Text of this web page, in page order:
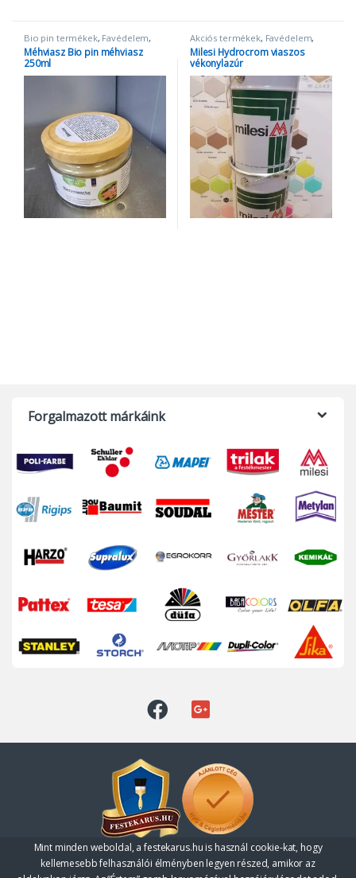
Bio pin termékek, Favédelem,
méhviasz
Méhviasz Bio pin méhviasz
250ml
Akciós termékek, Favédelem,
Milesi termékek Vízbázisú
lazúrok
Milesi Hydrocrom viaszos
vékonylazúr
Forgalmazott márkáink
Kérdése van?
Mint minden weboldal, a festekarus.hu is használ cookie-kat, hogy
kellemesebb felhasználói élményben legyen részed, amikor az